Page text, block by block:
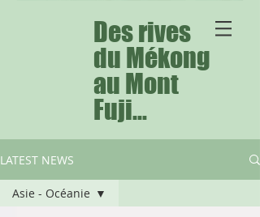
Des rives
du Mékong
au Mont
Fuji...
LATEST NEWS
Asie - Océanie